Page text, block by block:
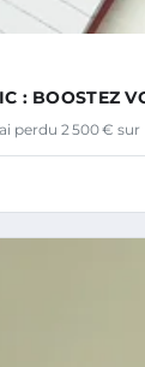
: BOOSTEZ
perdu 2 500 €